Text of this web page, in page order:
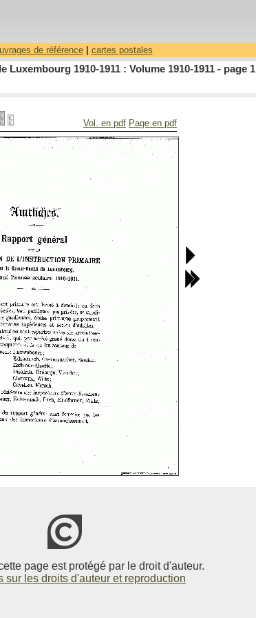
de référence| cartes postales
1910-1911 : Volume 1910-1911 - page 1
Vol. en pdf Page en pdf
page est protégé par le droit d'auteur.
sur les droits d'auteur et reproduction